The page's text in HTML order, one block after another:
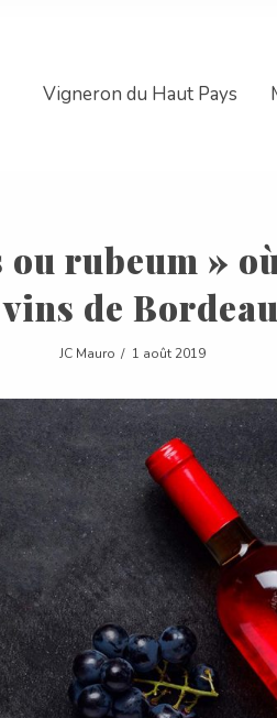
Vigneron du Haut Pays
rubeum »
de
JC Mauro 1 août 2019